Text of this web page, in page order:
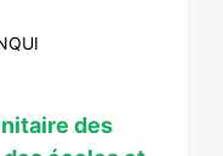
des